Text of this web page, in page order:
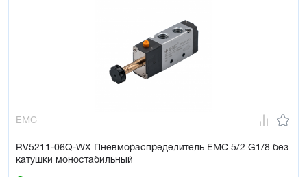
EMC
RV5211-06Q-WX Пневмораспределитель EMC 5/2 G1/8 без
катушки моностабильный